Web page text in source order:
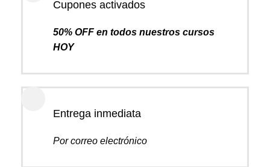
Cupones activados
50% OFF en todos nuestros cursos
HOY
Entrega inmediata
Por correo electrónico